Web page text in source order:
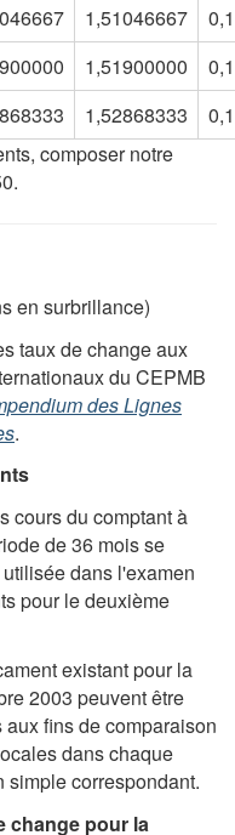
1,51046667
1,51900000
1,52868333
composer notre
en surbrillance)
taux de change aux
du CEPMB
des Lignes
.
cours du comptant à
de 36 mois se
dans l'examen
pour le deuxième
existant pour la
2003 peuvent être
fins de comparaison
dans chaque
simple correspondant.
change pour la